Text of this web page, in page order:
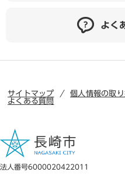
よく
サイトマップ 個人情報の取
よくある質問
法人番号6000020422011